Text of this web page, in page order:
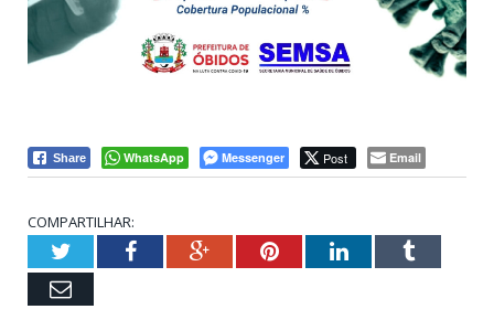
Share WhatsApp Messenger Post Email
COMPARTILHAR:
TwitterFacebookGoogle+PinterestLinkedInTumblr
Email